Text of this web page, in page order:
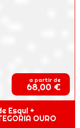
a partir de
68,00 €
Esqui +
OURO